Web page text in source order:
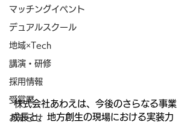
マッチングイベント
デュアルスクール
地域×Tech
講演・研修
採用情報
受賞歴
お知らせ
株式会社あわえは、今後のさらなる事業
成長と、地方創生の現場における実装力